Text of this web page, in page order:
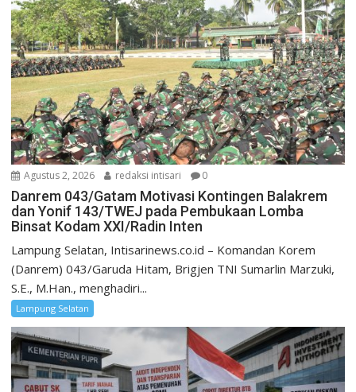
Agustus 2, 2026 redaksi intisari 0
Danrem 043/Gatam Motivasi Kontingen Balakrem
dan Yonif 143/TWEJ pada Pembukaan Lomba
Binsat Kodam XXI/Radin Inten
Lampung Selatan, Intisarinews.co.id – Komandan Korem
(Danrem) 043/Garuda Hitam, Brigjen TNI Sumarlin Marzuki,
S.E., M.Han., menghadiri...
Lampung Selatan